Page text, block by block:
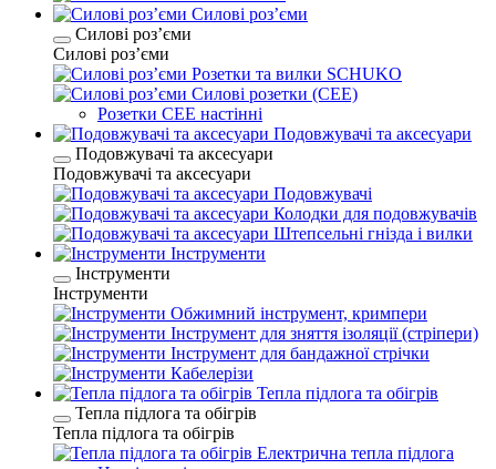
Силові розʼєми
Силові розʼєми
Силові розʼєми
Розетки та вилки SCHUKO
Силові розетки (CEE)
Розетки CEE настінні
Подовжувачі та аксесуари
Подовжувачі та аксесуари
Подовжувачі та аксесуари
Подовжувачі
Колодки для подовжувачів
Штепсельні гнізда і вилки
Інструменти
Інструменти
Інструменти
Обжимний інструмент, кримпери
Інструмент для зняття ізоляції (стріпери)
Інструмент для бандажної стрічки
Кабелерізи
Тепла підлога та обігрів
Тепла підлога та обігрів
Тепла підлога та обігрів
Електрична тепла підлога